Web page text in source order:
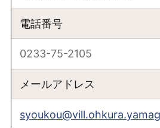
電話番号
0233-75-2105
メールアドレス